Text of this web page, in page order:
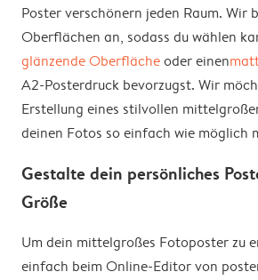
Poster verschönern jeden Raum. Wir
Oberflächen an, sodass du wählen
glänzende Oberflächeoder einen
A2-Posterdruck bevorzugst. Wir
Erstellung eines stilvollen
deinen Fotos so einfach wie möglich
Gestalte dein persönliches
Größe
Um dein mittelgroßes Fotoposter zu
einfach beim Online-Editor von